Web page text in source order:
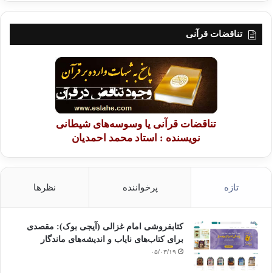
تناقضات قرآنی
تناقضات قرآنی یا وسوسه‌های شیطانی
نویسنده : استاد محمد احمدیان
تازه پرخواننده نظرها
کتابفروشی امام غزالی (آیجی بوک): مقصدی
برای کتاب‌های نایاب و اندیشه‌های ماندگار
۰۵/۰۳/۱۹